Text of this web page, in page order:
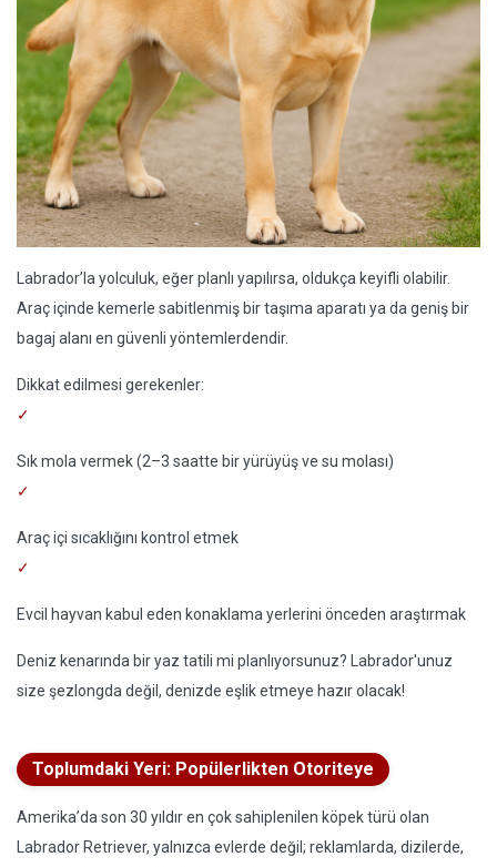
Labrador’la yolculuk, eğer planlı yapılırsa, oldukça keyifli olabilir.
Araç içinde kemerle sabitlenmiş bir taşıma aparatı ya da geniş bir
bagaj alanı en güvenli yöntemlerdendir.
Dikkat edilmesi gerekenler:
Sık mola vermek (2–3 saatte bir yürüyüş ve su molası)
Araç içi sıcaklığını kontrol etmek
Evcil hayvan kabul eden konaklama yerlerini önceden araştırmak
Deniz kenarında bir yaz tatili mi planlıyorsunuz? Labrador'unuz
size şezlongda değil, denizde eşlik etmeye hazır olacak!
Toplumdaki Yeri: Popülerlikten Otoriteye
Amerika’da son 30 yıldır en çok sahiplenilen köpek türü olan
Labrador Retriever, yalnızca evlerde değil; reklamlarda, dizilerde,